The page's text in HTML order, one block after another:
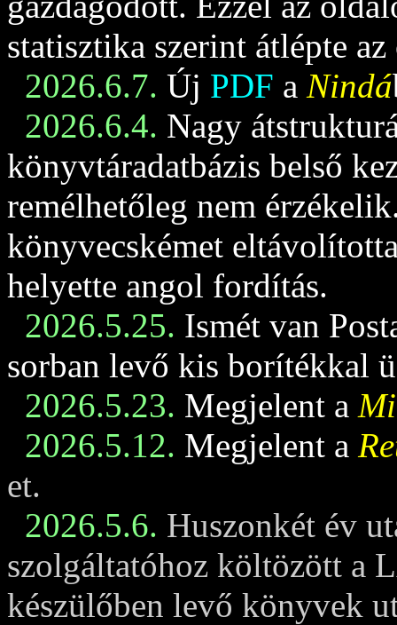
statisztika szerint átlépte
2026.6.7. Új PDF a Nindá
2026.6.4. Nagy
könyvtáradatbázis belső
remélhetőleg nem
könyvecskémet
helyette angol fordítás.
2026.5.25. Ismét van
sorban levő kis borítékkal
2026.5.23. Megjelent a
2026.5.12. Megjelent a
et.
2026.5.6. Huszonkét év
szolgáltatóhoz költözött a
készülőben levő könyvek